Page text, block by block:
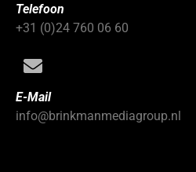
Telefoon
+31 (0)24 760 06 60
E-Mail
info@brinkmanmediagroup.nl